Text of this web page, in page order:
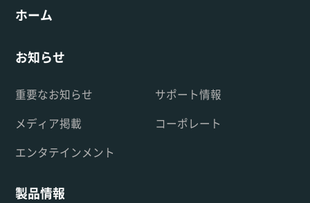
ホーム
お知らせ
重要なお知らせ
サポート情報
メディア掲載
コーポレート
エンタテインメント
製品情報